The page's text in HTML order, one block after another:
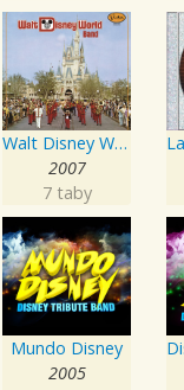
Walt Disney World Band
2007
7 taby
Mundo Disney
2005